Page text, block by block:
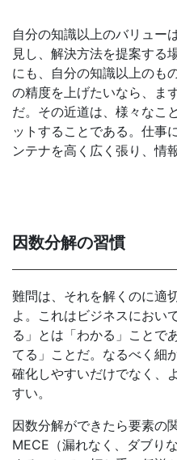
自分の知識以上のバリュー
見し、解決方法を提案する
にも、自分の知識以上のも
の精度を上げたいなら、ま
だ。その近道は、様々なこ
ットすることである。仕事
ンテナを高く広く張り、情
因数分解の習慣
難問は、それを解くのに適
よ。これはビジネスにおい
る」とは「わかる」ことで
てる」ことだ。なるべく細
確化しやすいだけでなく、
すい。
因数分解ができたら要素の
MECE（漏れなく、ダブり